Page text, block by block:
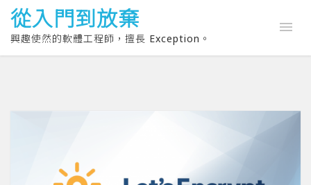
從入門到放棄
興趣使然的軟體工程師，擅長 Exception。